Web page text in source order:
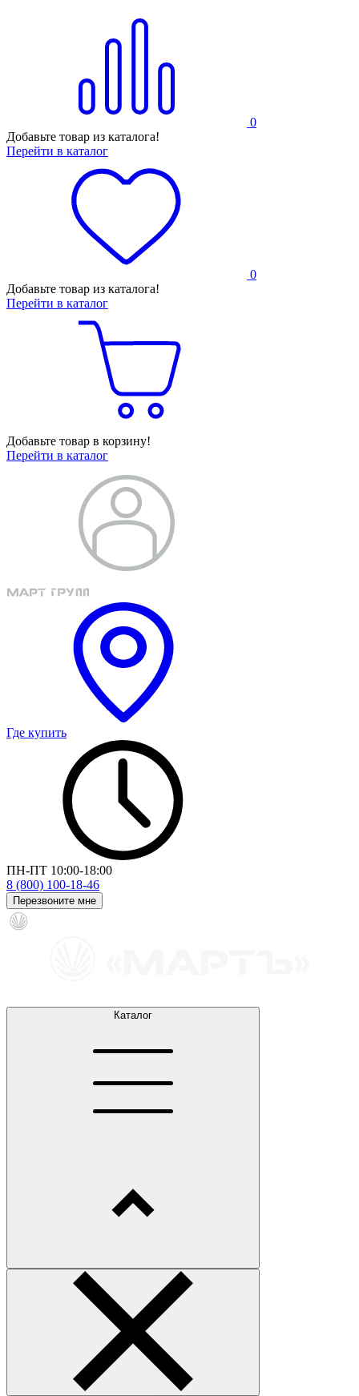
0
Добавьте товар из каталога!
Перейти в каталог
0
Добавьте товар из каталога!
Перейти в каталог
Добавьте товар в корзину!
Перейти в каталог
Где купить
ПН-ПТ 10:00-18:00
8 (800) 100-18-46
Перезвоните мне
Каталог